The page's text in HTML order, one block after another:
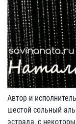
Автор и
шестой сольный
эстрада, с